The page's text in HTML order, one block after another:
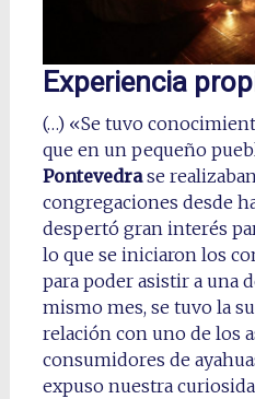
Experiencia
(…) «Se tuvo
que en un pequeño
Pontevedrase
congregaciones desde
despertó gran interés
lo que se iniciaron los
para poder asistir a una
mismo mes, se tuvo la
relación con uno de los
consumidores de
expuso nuestra